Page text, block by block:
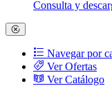
Consulta y
Navegar por
Ver Ofertas
Ver Catálogo